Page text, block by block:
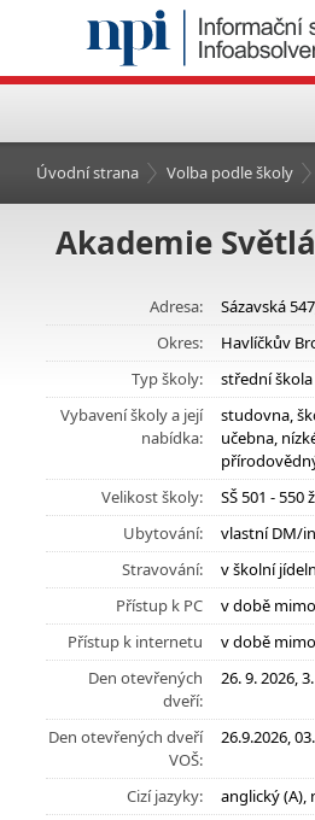
Úvodní strana Volba podle školy
Akademie
Adresa:
Sázavská
Okres:
Havlíčkův
Typ školy:
střední
Vybavení školy a její
nabídka:
studovna,
učebna,
Velikost školy:
SŠ 501 - 550
Ubytování:
vlastní DM/
Stravování:
v školní
Přístup k PC
v době
Přístup k internetu
v době
Den otevřených
dveří:
26. 9. 2026,
Den otevřených dveří
VOŠ:
26.9.2026,
Cizí jazyky:
anglický (A),